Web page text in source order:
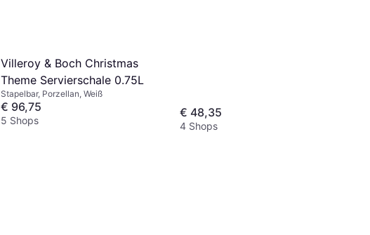
Villeroy & Boch Christmas
Theme Servierschale 0.75L
Stapelbar, Porzellan, Weiß
€ 96,75
5 Shops
€ 48,35
4 Shops